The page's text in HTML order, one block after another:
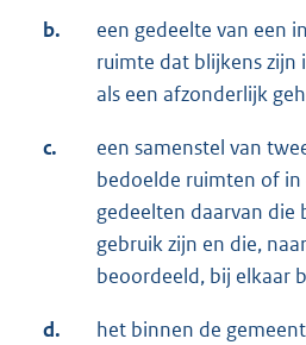
b.
een gedeelte van een
ruimte dat blijkens zijn
als een afzonderlijk
c.
een samenstel van
bedoelde ruimten of
gedeelten daarvan die
gebruik zijn en die,
beoordeeld, bij elkaar
d.
het binnen de